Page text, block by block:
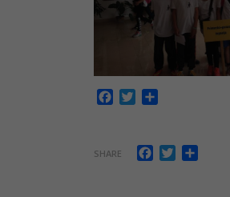
Facebook
Twitter
SHARE Facebook
Twitter